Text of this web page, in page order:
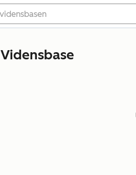
Vidensbase